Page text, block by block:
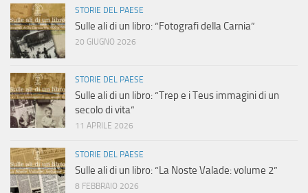
STORIE DEL PAESE
Sulle ali di un libro: “Fotografi della Carnia”
20 GIUGNO 2026
STORIE DEL PAESE
Sulle ali di un libro: “Trep e i Teus immagini di un
secolo di vita”
11 APRILE 2026
STORIE DEL PAESE
Sulle ali di un libro: “La Noste Valade: volume 2”
8 FEBBRAIO 2026